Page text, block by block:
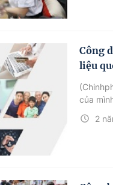
Công
liệu
2
của